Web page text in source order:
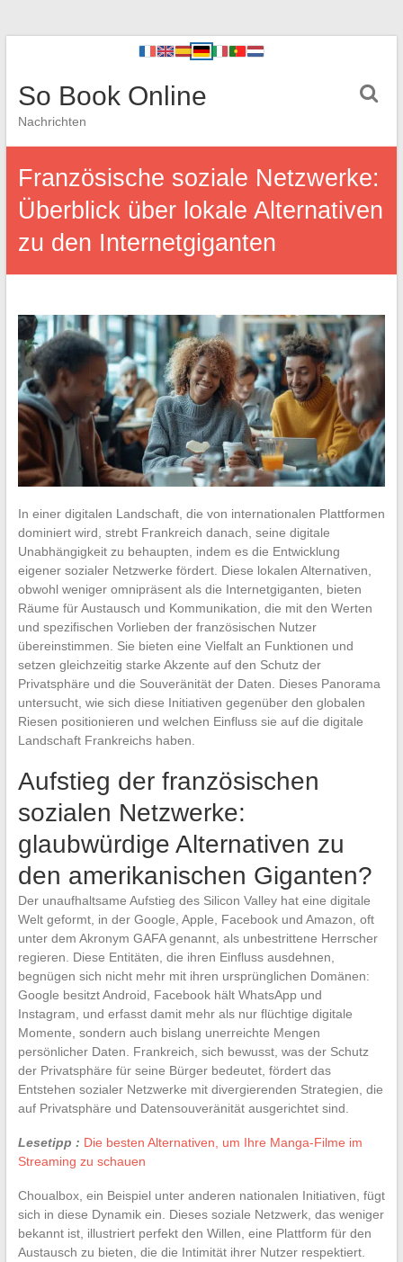
So Book Online
Nachrichten
Französische soziale Netzwerke:
Überblick über lokale Alternativen
zu den Internetgiganten
In einer digitalen Landschaft, die von internationalen Plattformen
dominiert wird, strebt Frankreich danach, seine digitale
Unabhängigkeit zu behaupten, indem es die Entwicklung
eigener sozialer Netzwerke fördert. Diese lokalen Alternativen,
obwohl weniger omnipräsent als die Internetgiganten, bieten
Räume für Austausch und Kommunikation, die mit den Werten
und spezifischen Vorlieben der französischen Nutzer
übereinstimmen. Sie bieten eine Vielfalt an Funktionen und
setzen gleichzeitig starke Akzente auf den Schutz der
Privatsphäre und die Souveränität der Daten. Dieses Panorama
untersucht, wie sich diese Initiativen gegenüber den globalen
Riesen positionieren und welchen Einfluss sie auf die digitale
Landschaft Frankreichs haben.
Aufstieg der französischen
sozialen Netzwerke:
glaubwürdige Alternativen zu
den amerikanischen Giganten?
Der unaufhaltsame Aufstieg des Silicon Valley hat eine digitale
Welt geformt, in der Google, Apple, Facebook und Amazon, oft
unter dem Akronym GAFA genannt, als unbestrittene Herrscher
regieren. Diese Entitäten, die ihren Einfluss ausdehnen,
begnügen sich nicht mehr mit ihren ursprünglichen Domänen:
Google besitzt Android, Facebook hält WhatsApp und
Instagram, und erfasst damit mehr als nur flüchtige digitale
Momente, sondern auch bislang unerreichte Mengen
persönlicher Daten. Frankreich, sich bewusst, was der Schutz
der Privatsphäre für seine Bürger bedeutet, fördert das
Entstehen sozialer Netzwerke mit divergierenden Strategien, die
auf Privatsphäre und Datensouveränität ausgerichtet sind.
Lesetipp : Die besten Alternativen, um Ihre Manga-Filme im
Streaming zu schauen
Choualbox, ein Beispiel unter anderen nationalen Initiativen, fügt
sich in diese Dynamik ein. Dieses soziale Netzwerk, das weniger
bekannt ist, illustriert perfekt den Willen, eine Plattform für den
Austausch zu bieten, die die Intimität ihrer Nutzer respektiert.